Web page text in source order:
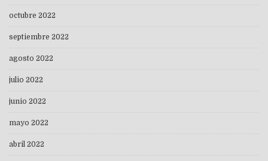
octubre 2022
septiembre 2022
agosto 2022
julio 2022
junio 2022
mayo 2022
abril 2022